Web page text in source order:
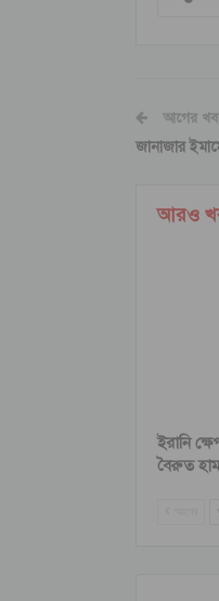
আগের
জানাজার
আরও
ইরানি
বৈরুত